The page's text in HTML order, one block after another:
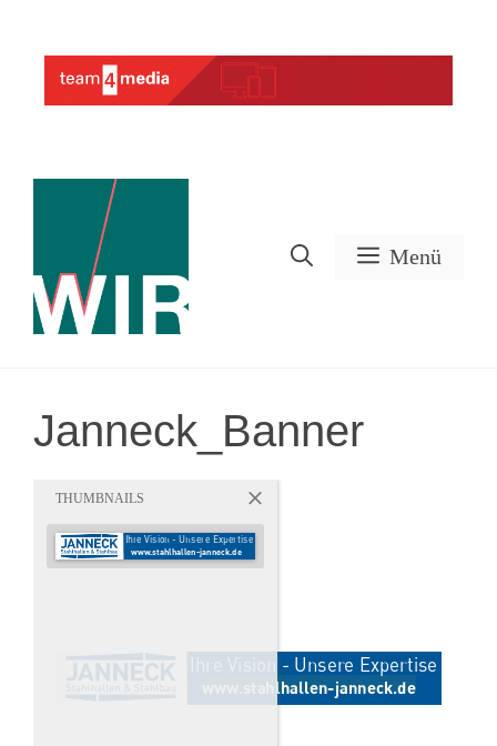
springen
Menü
Janneck_Banner
www.stahlhallen-janneck.de
THUMBNAILS